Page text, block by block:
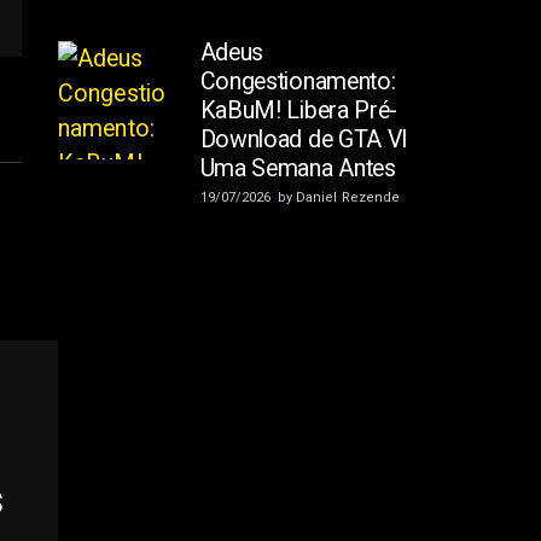
Adeus
Congestionamento:
KaBuM! Libera Pré-
Download de GTA VI
Uma Semana Antes
19/07/2026 by Daniel Rezende